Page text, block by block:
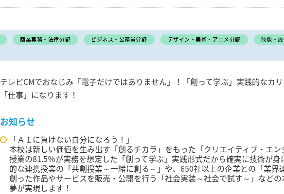
商業実務・法律分野 ビジネス・公務員分野 デザイン・美術・アニメ分野
映像・
テレビCMでおなじみ「電子だけではありません」！「創って学ぶ」実践的なカ
「仕事」になります！
お知らせ
「ＡＩに負けない自分になろう！」
本校は新しい価値を生み出す「創るチカラ」をもった「クリエイティブ・エン
授業の81.5％が実務を想定した「創って学ぶ」実践形式だから確実に技術が
的な連携授業の「共創授業～一緒に創る～」や、650社以上の企業との「業界
創った作品やサービスを販売・公開を行う「社会実装～社会で試す～」など
夢が実現します！